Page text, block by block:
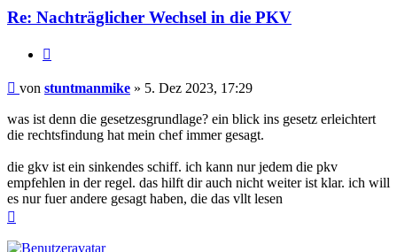
Re: Nachträglicher Wechsel in die PKV
Beitrag
von stuntmanmike » 5. Dez 2023, 17:29
was ist denn die gesetzesgrundlage? ein blick ins gesetz erleichtert
die rechtsfindung hat mein chef immer gesagt.
die gkv ist ein sinkendes schiff. ich kann nur jedem die pkv
empfehlen in der regel. das hilft dir auch nicht weiter ist klar. ich will
es nur fuer andere gesagt haben, die das vllt lesen